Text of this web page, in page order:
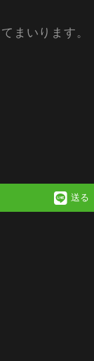
まいります。
送る